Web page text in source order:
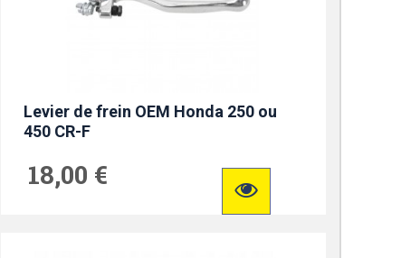
Levier de frein OEM Honda 250 ou
450 CR-F
18,00 €